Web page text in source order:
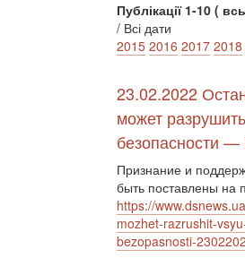
Публікації 1-10 (
/ Всі дати
2015 2016 2017 2018
23.02.2022
может
безопасности
Признание и
быть поставлены на
https://
mozhet-razrushit-
bezopasnosti-